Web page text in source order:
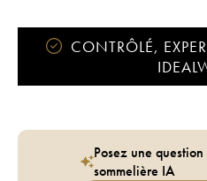
CONTRÔLÉ,
Posez une
sommelière IA